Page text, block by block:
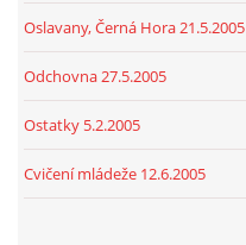
Oslavany, Černá Hora 21.5.2005
Odchovna 27.5.2005
Ostatky 5.2.2005
Cvičení mládeže 12.6.2005